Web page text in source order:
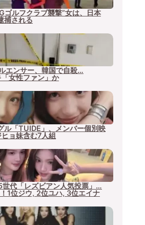
ゴルフクラブ襲撃”女は、日本
捕される
エンサー、韓国で自殺…
女性ファン」か
ル「TUIDE」、メンバー個別映
ョ妹含む7人組
代「レズビアン人気投票」…
1位ジウ, 2位ユハ, 3位エイナ